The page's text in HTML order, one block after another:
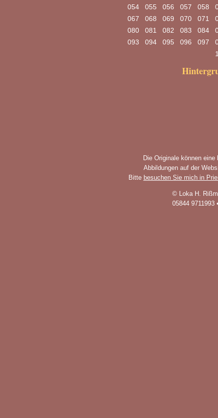
054
055 056 057 058
067
068 069 070 071
080
081 082 083 084
093
094 095 096 097
Die Originale können
Abbildungen auf der
Bitte besuchen Sie mich in
© Loka H.
05844 9711993